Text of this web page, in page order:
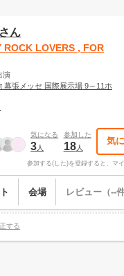
ん
ROCK LOVERS , FOR
演
幕張メッセ 国際展示場 9～11ホ
気になる
3人
参加した
18人
気
参加する(した)を登録すると、マ
会場 レビュー（--件
する